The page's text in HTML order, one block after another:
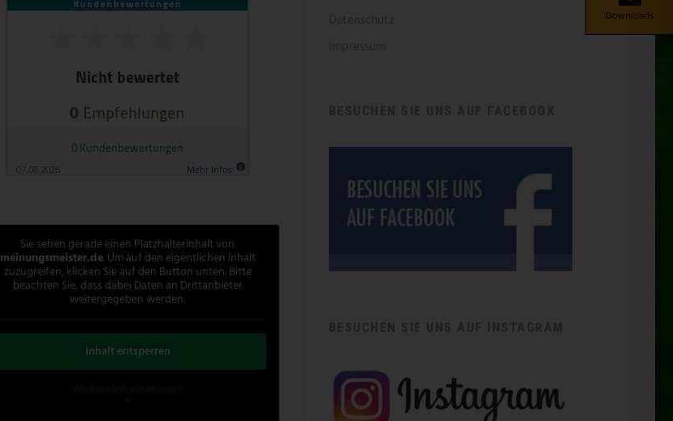
Downloads
Sie sehen gerade einen Platzhalterinhalt von
meinungsmeister.de. Um auf den eigentlichen Inhalt
zuzugreifen, klicken Sie auf den Button unten. Bitte
beachten Sie, dass dabei Daten an Drittanbieter
weitergegeben werden.
Inhalt entsperren
Weitere Informationen
'